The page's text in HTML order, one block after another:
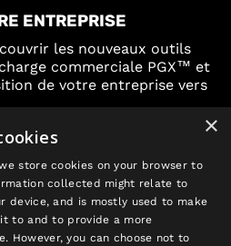
ENTREPRISE
les nouveaux outils
commerciale PGX™ et
de votre entreprise vers
×
store cookies on your browser to
collected might relate to
device, and is mostly used to make
to and to provide a more
However, you can choose not to